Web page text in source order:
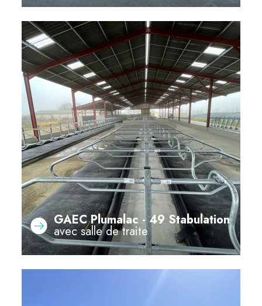
GAEC Plumalac - 49 Stabulation
avec salle de traite